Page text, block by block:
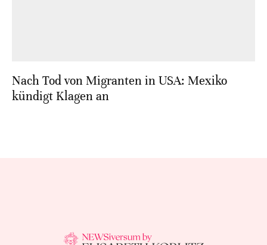
Nach Tod von Migranten in USA: Mexiko
kündigt Klagen an